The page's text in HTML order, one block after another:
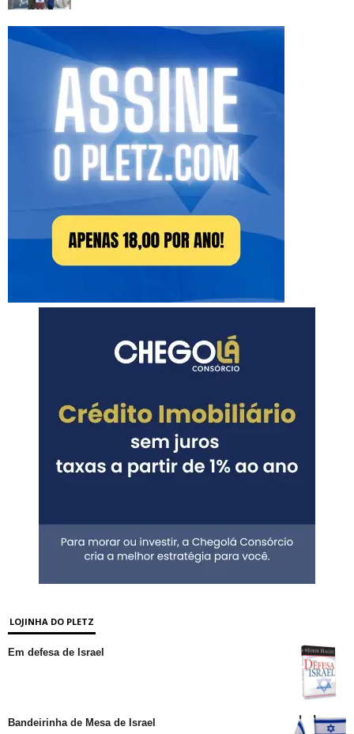
LOJINHA DO PLETZ
Em defesa de Israel
Bandeirinha de Mesa de Israel